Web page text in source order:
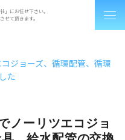
」にお任せ下さい。
せて頂きます。
ジョーズ、循環配管、循環
た
ーリツエコジョ